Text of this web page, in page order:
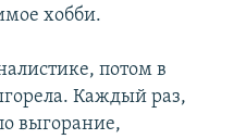
хобби.
потом в
Каждый раз,
выгорание,